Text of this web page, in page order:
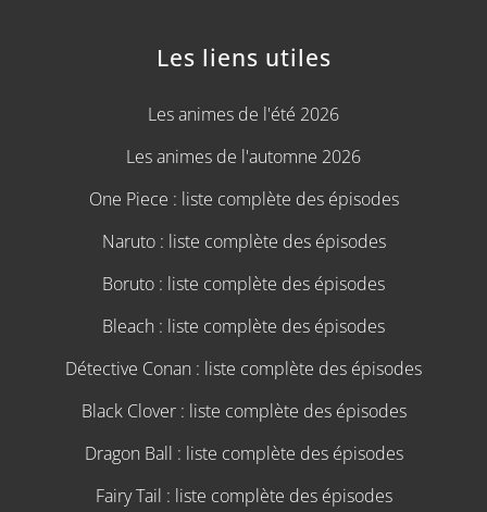
Les liens utiles
Les animes de l'été 2026
Les animes de l'automne 2026
One Piece : liste complète des épisodes
Naruto : liste complète des épisodes
Boruto : liste complète des épisodes
Bleach : liste complète des épisodes
Détective Conan : liste complète des épisodes
Black Clover : liste complète des épisodes
Dragon Ball : liste complète des épisodes
Fairy Tail : liste complète des épisodes